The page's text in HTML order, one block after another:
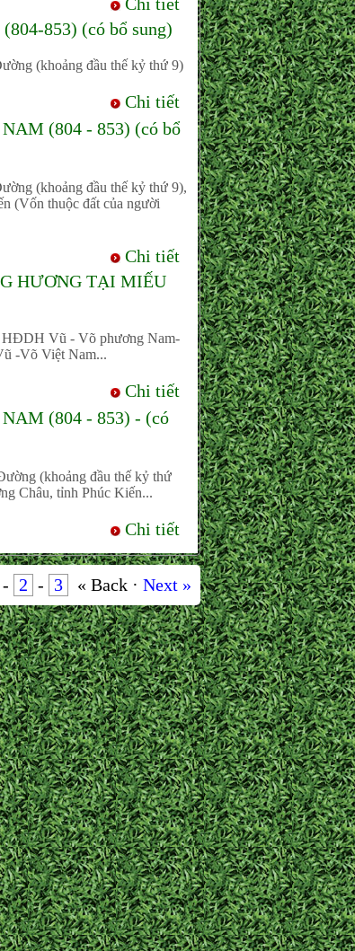
853) (có bổ sung)
(khoảng đầu thế kỷ thứ 9)
Chi tiết
(804 - 853) (có bổ
(khoảng đầu thế kỷ thứ 9),
(Vốn thuộc đất của người
Chi tiết
HƯƠNG TẠI MIẾU
Vũ - Võ phương Nam-
-Võ Việt Nam...
Chi tiết
(804 - 853) - (có
(khoảng đầu thế kỷ thứ
Châu, tỉnh Phúc Kiến...
Chi tiết
- 2 - 3 « Back · Next »